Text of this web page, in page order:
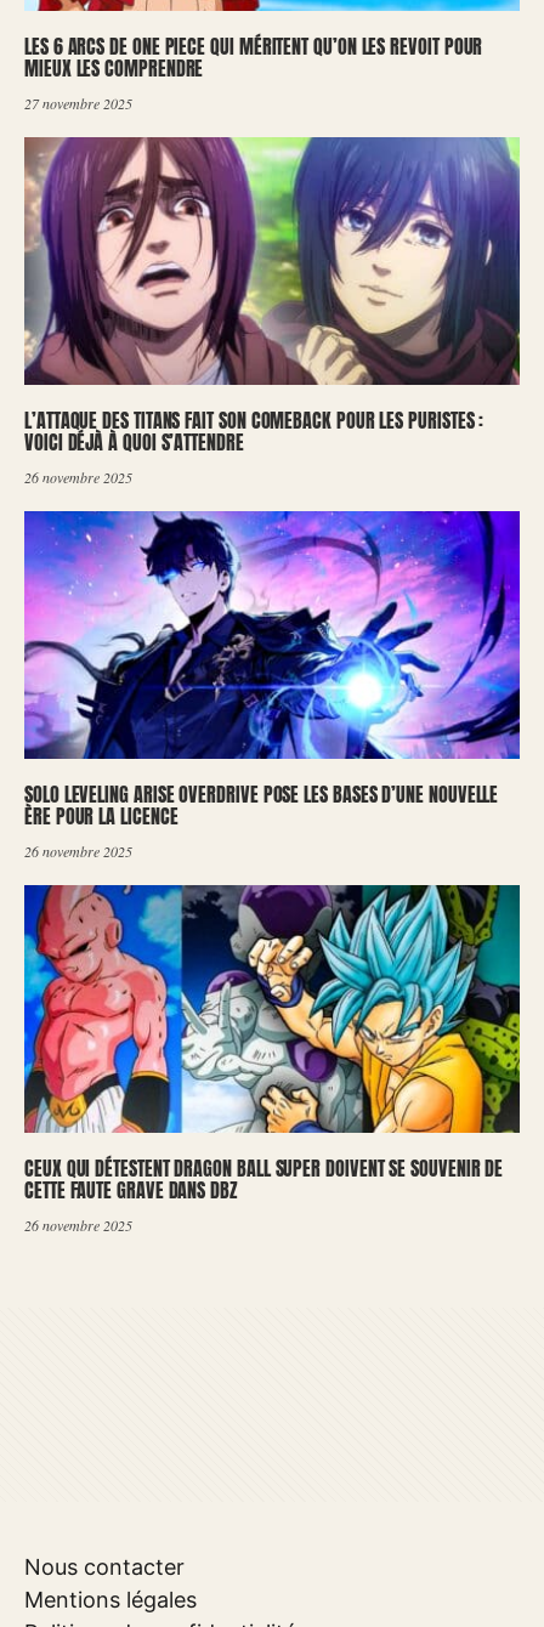
LES 6 ARCS DE ONE PIECE QUI MÉRITENT QU’ON LES REVOIT POUR
MIEUX LES COMPRENDRE
27 novembre 2025
L’ATTAQUE DES TITANS FAIT SON COMEBACK POUR LES PURISTES :
VOICI DÉJÀ À QUOI S’ATTENDRE
26 novembre 2025
SOLO LEVELING ARISE OVERDRIVE POSE LES BASES D’UNE NOUVELLE
ÈRE POUR LA LICENCE
26 novembre 2025
CEUX QUI DÉTESTENT DRAGON BALL SUPER DOIVENT SE SOUVENIR DE
CETTE FAUTE GRAVE DANS DBZ
26 novembre 2025
Nous contacter
Mentions légales